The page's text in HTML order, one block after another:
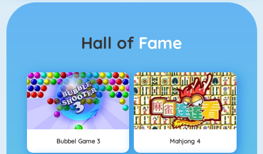
Hall of Fame
Bubbel Game 3 Mahjong 4